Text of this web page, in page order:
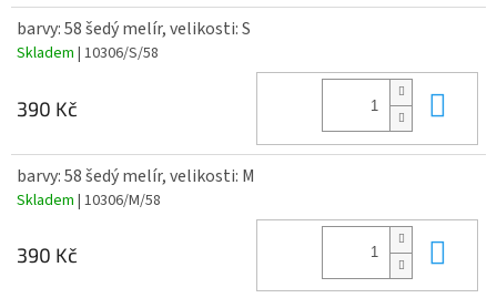
barvy: 58 šedý melír, velikosti: S
Skladem | 10306/S/58
390 Kč
barvy: 58 šedý melír, velikosti: M
Skladem | 10306/M/58
390 Kč